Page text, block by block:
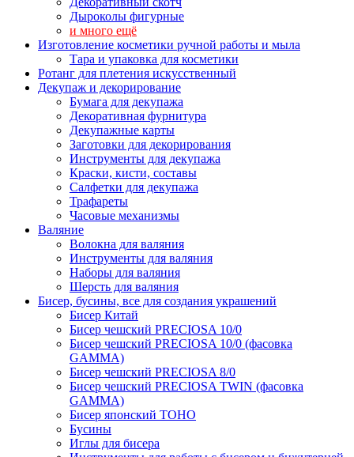
Дыроколы фигурные
и много ещё
Изготовление косметики ручной работы и мыла
Тара и упаковка для косметики
Ротанг для плетения искусственный
Декупаж и декорирование
Бумага для декупажа
Декоративная фурнитура
Декупажные карты
Заготовки для декорирования
Инструменты для декупажа
Краски, кисти, составы
Салфетки для декупажа
Трафареты
Часовые механизмы
Валяние
Волокна для валяния
Инструменты для валяния
Наборы для валяния
Шерсть для валяния
Бисер, бусины, все для создания украшений
Бисер Китай
Бисер чешский PRECIOSA 10/0
Бисер чешский PRECIOSA 10/0 (фасовка
GAMMA)
Бисер чешский PRECIOSA 8/0
Бисер чешский PRECIOSA TWIN (фасовка
GAMMA)
Бисер японский TOHO
Бусины
Иглы для бисера